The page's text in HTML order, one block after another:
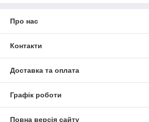
Про нас
Контакти
Доставка та оплата
Графік роботи
Повна версія сайту